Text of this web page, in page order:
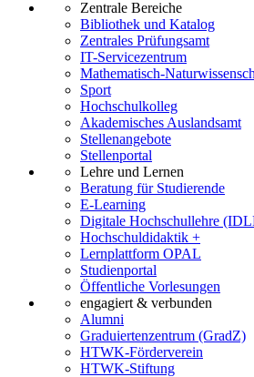
Zentrale Bereiche
Bibliothek und Katalog
Zentrales Prüfungsamt
IT-Servicezentrum
Mathematisch-
Sport
Hochschulkolleg
Akademisches Auslandsamt
Stellenangebote
Stellenportal
Lehre und Lernen
Beratung für Studierende
E-Learning
Digitale Hochschullehre
Hochschuldidaktik +
Lernplattform OPAL
Studienportal
Öffentliche Vorlesungen
engagiert & verbunden
Alumni
Graduiertenzentrum (GradZ)
HTWK-Förderverein
HTWK-Stiftung